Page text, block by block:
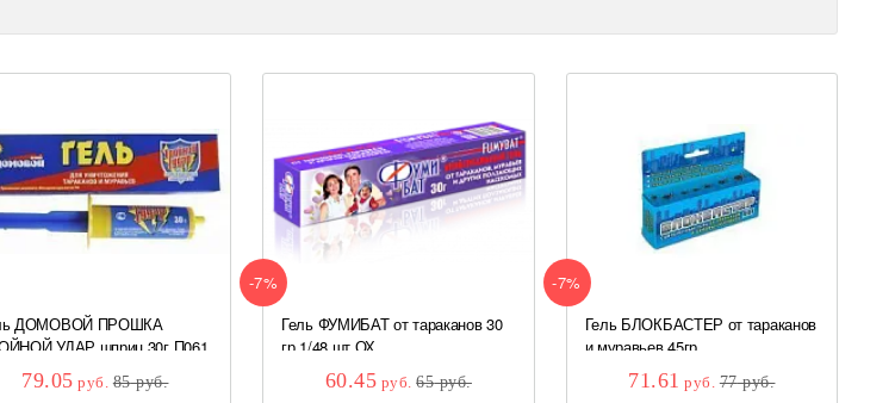
ДОМОВОЙ ПРОШКА
УДАР шприц 30г П061
79.05 руб. 85руб.
-7%
Гель ФУМИБАТ от тараканов 30
гр 1/48 шт ОХ
60.45 руб. 65руб.
-7%
Гель БЛОКБАСТЕР от тараканов
и муравьев 45гр....
71.61 руб. 77руб.